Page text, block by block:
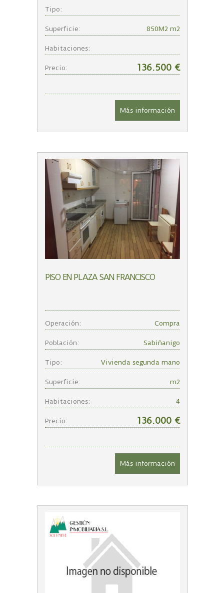
Tipo:
Superficie: 850M2 m2
Habitaciones:
Precio: 136.500 €
Más información
PISO EN PLAZA SAN FRANCISCO
Operación: Compra
Población: Sabiñanigo
Tipo: Vivienda segunda mano
Superficie: m2
Habitaciones: 4
Precio: 136.000 €
Más información